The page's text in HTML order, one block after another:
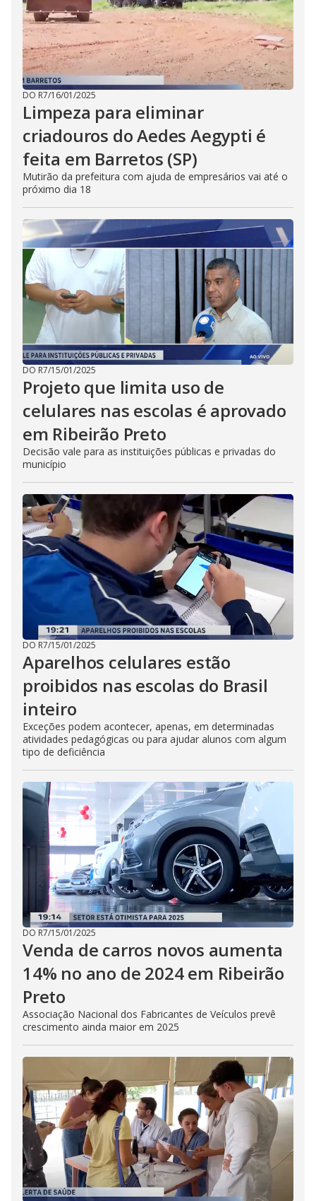
DO R7/16/01/2025
Limpeza para eliminar
criadouros do Aedes Aegypti é
feita em Barretos (SP)
Mutirão da prefeitura com ajuda de empresários vai até o
próximo dia 18
DO R7/15/01/2025
Projeto que limita uso de
celulares nas escolas é aprovado
em Ribeirão Preto
Decisão vale para as instituições públicas e privadas do
município
DO R7/15/01/2025
Aparelhos celulares estão
proibidos nas escolas do Brasil
inteiro
Exceções podem acontecer, apenas, em determinadas
atividades pedagógicas ou para ajudar alunos com algum
tipo de deficiência
DO R7/15/01/2025
Venda de carros novos aumenta
14% no ano de 2024 em Ribeirão
Preto
Associação Nacional dos Fabricantes de Veículos prevê
crescimento ainda maior em 2025